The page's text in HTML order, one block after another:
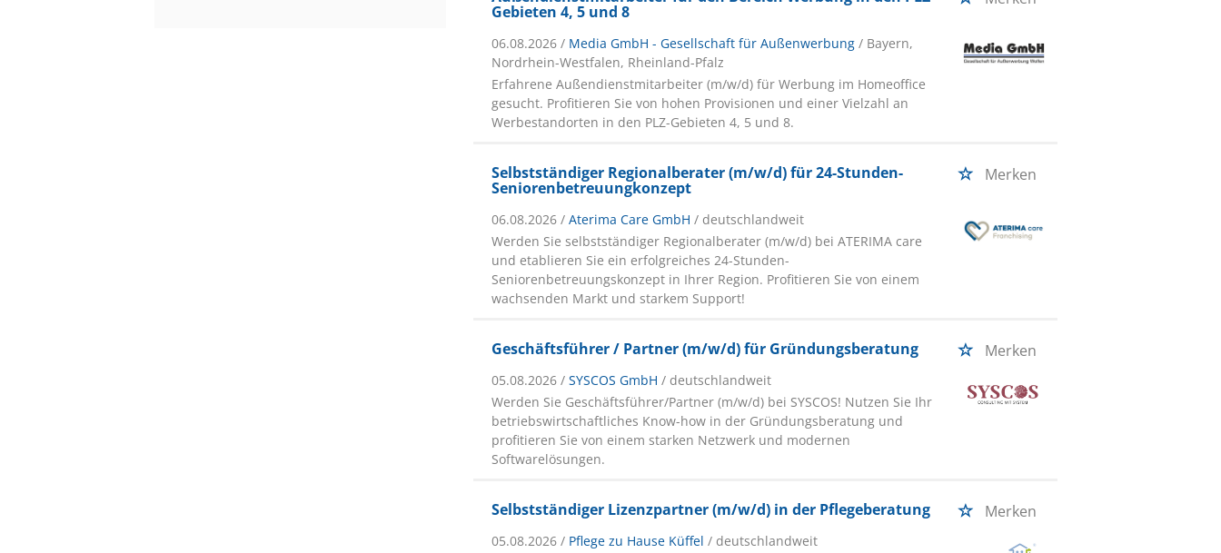
Gebieten 4, 5 und 8
06.08.2026 / Media GmbH - Gesellschaft für Außenwerbung / Bayern,
Nordrhein-Westfalen, Rheinland-Pfalz
Erfahrene Außendienstmitarbeiter (m/w/d) für Werbung im Homeoffice
gesucht. Profitieren Sie von hohen Provisionen und einer Vielzahl an
Werbestandorten in den PLZ-Gebieten 4, 5 und 8.
Selbstständiger Regionalberater (m/w/d) für 24-Stunden-
Seniorenbetreuungkonzept
Merken
06.08.2026 /Aterima Care GmbH / deutschlandweit
Werden Sie selbstständiger Regionalberater (m/w/d) bei ATERIMA care
und etablieren Sie ein erfolgreiches 24-Stunden-
Seniorenbetreuungskonzept in Ihrer Region. Profitieren Sie von einem
wachsenden Markt und starkem Support!
Geschäftsführer / Partner (m/w/d) für Gründungsberatung Merken
05.08.2026 /SYSCOS GmbH / deutschlandweit
Werden Sie Geschäftsführer/Partner (m/w/d) bei SYSCOS! Nutzen Sie Ihr
betriebswirtschaftliches Know-how in der Gründungsberatung und
profitieren Sie von einem starken Netzwerk und modernen
Softwarelösungen.
Selbstständiger Lizenzpartner (m/w/d) in der Pflegeberatung Merken
05.08.2026 / Pflege zu Hause Küffel / deutschlandweit